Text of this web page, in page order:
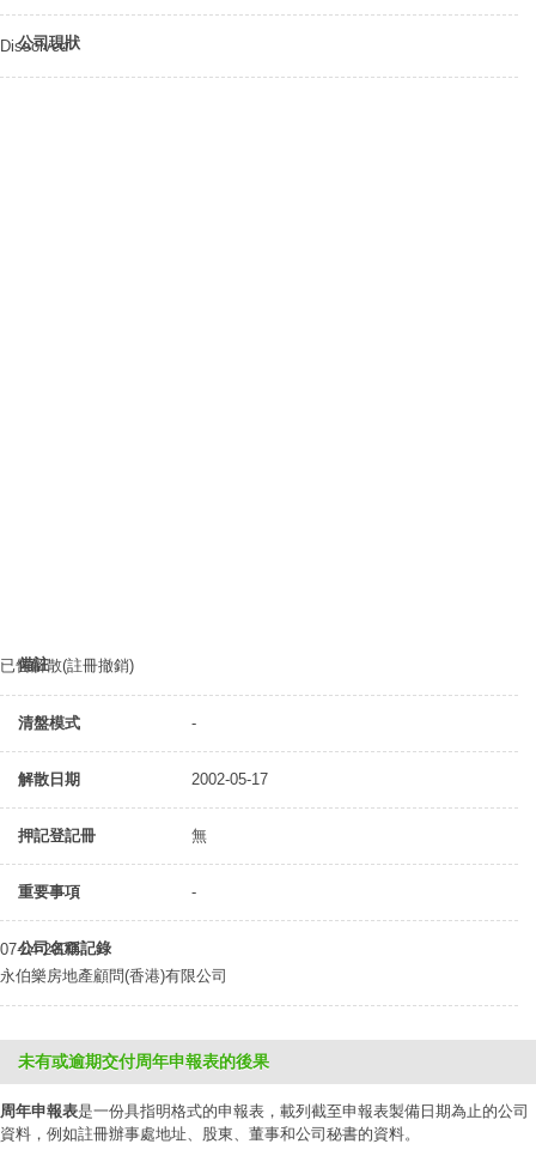
公司現狀
Dissolved
備註
已告解散(註冊撤銷)
清盤模式 -
解散日期 2002-05-17
押記登記冊 無
重要事項 -
公司名稱記錄
07-04-2000
永伯樂房地產顧問(香港)有限公司
未有或逾期交付周年申報表的後果
周年申報表是一份具指明格式的申報表，載列截至申報表製備日期為止的公司
資料，例如註冊辦事處地址、股東、董事和公司秘書的資料。